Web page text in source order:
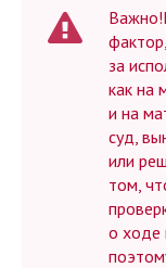
за
как на
и на
суд,
или
том,
о ходе